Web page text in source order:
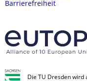
Barrierefreiheit
Die TU Dresden wird